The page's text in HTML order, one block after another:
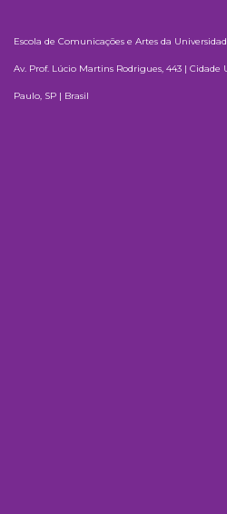
Escola de Comunicações e Artes da
Av. Prof. Lúcio Martins Rodrigues, 443 | Cidade
Paulo, SP | Brasil